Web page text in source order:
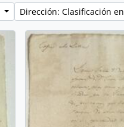
Dirección: Clasificación